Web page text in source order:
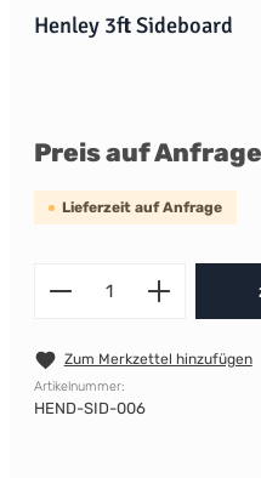
Henley 3ft Sideboard
Preis auf Anfrage
Lieferzeit auf Anfrage
Zum Merkzettel hinzufügen
Artikelnummer:
HEND-SID-006